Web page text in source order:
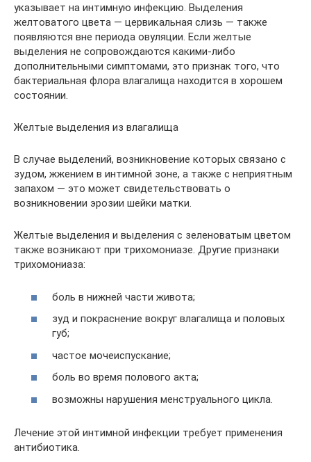
указывает на интимную инфекцию. Выделения
желтоватого цвета — цервикальная слизь — также
появляются вне периода овуляции. Если желтые
выделения не сопровождаются какими-либо
дополнительными симптомами, это признак того, что
бактериальная флора влагалища находится в хорошем
состоянии.
Желтые выделения из влагалища
В случае выделений, возникновение которых связано с
зудом, жжением в интимной зоне, а также с неприятным
запахом — это может свидетельствовать о
возникновении эрозии шейки матки.
Желтые выделения и выделения с зеленоватым цветом
также возникают при трихомониазе. Другие признаки
трихомониаза:
боль в нижней части живота;
зуд и покраснение вокруг влагалища и половых
губ;
частое мочеиспускание;
боль во время полового акта;
возможны нарушения менструального цикла.
Лечение этой интимной инфекции требует применения
антибиотика.